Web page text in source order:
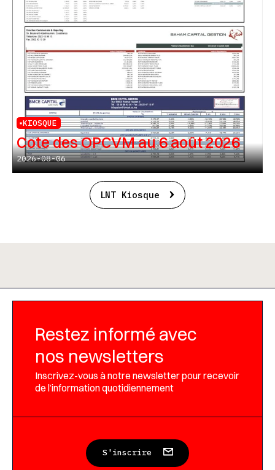
KIOSQUE
Cote des OPCVM au 6 août 2026
2026-08-06
LNT Kiosque
Restez informé avec
nos newsletters
Inscrivez-vous à notre newsletter pour recevoir
de l’information quotidiennement
S'inscrire